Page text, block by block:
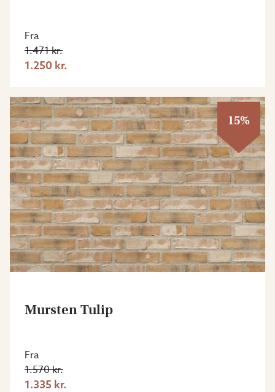
Fra
1.471 kr.
1.250 kr.
15%
Mursten Tulip
Fra
1.570 kr.
1.335 kr.